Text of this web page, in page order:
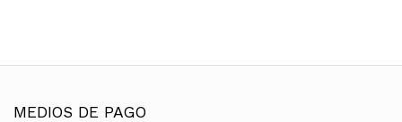
MEDIOS DE PAGO